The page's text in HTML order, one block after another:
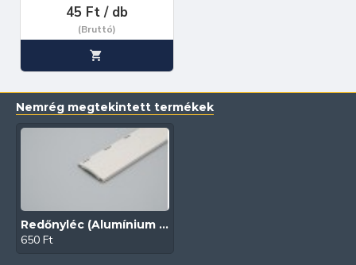
45 Ft / db
(Bruttó)
Nemrég megtekintett termékek
Redőnyléc (Alumínium | 39 mm | Krémfehér)
650 Ft